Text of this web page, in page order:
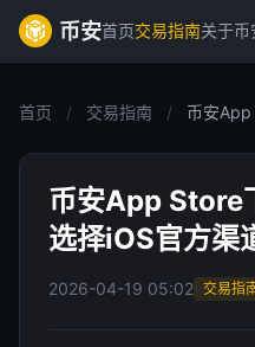
币安首页交易指南关于币
首页 / 交易指南 / 币安
币安App Store
选择iOS官方渠
2026-04-19 05:02 交易指